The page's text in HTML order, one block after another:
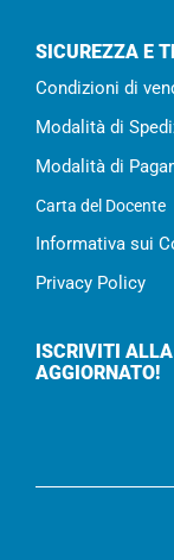
SICUREZZA E
Condizioni di
Modalità di
Modalità di
Carta del Docente
Informativa sui
Privacy Policy
ISCRIVITI
AGGIORNATO!